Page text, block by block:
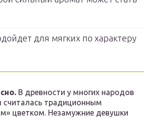
для мягких по характеру
В древности у многих народов
считалась традиционным
цветком. Незамужние девушки